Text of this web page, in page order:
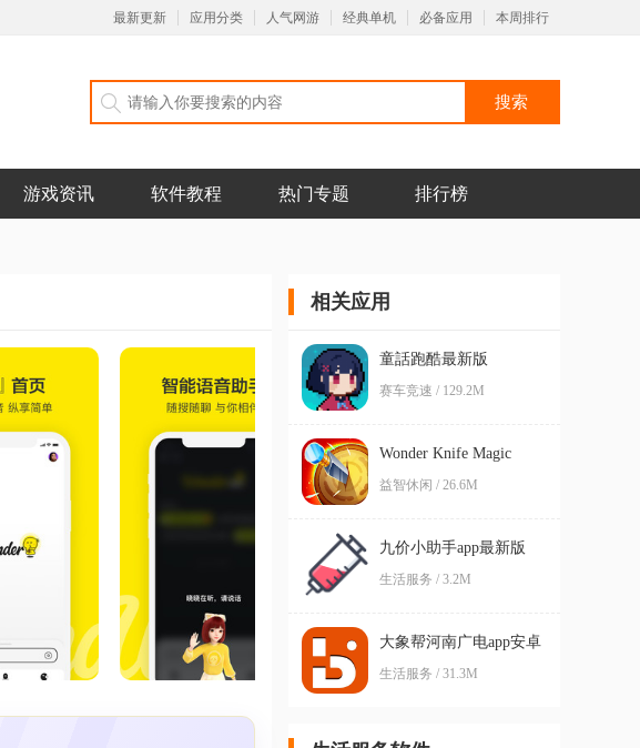
最新更新 应用分类 人气网游 经典单机 必备应用 本周排行
游戏资讯 软件教程 热门专题 排行榜
相关应用
童話跑酷最新版
(WonderRun)
赛车竞速 / 129.2M
Wonder Knife Magic
Knife Hit幻想飞刀命中挑
益智休闲 / 26.6M
九价小助手app最新版
生活服务 / 3.2M
大象帮河南广电app安卓
版
生活服务 / 31.3M